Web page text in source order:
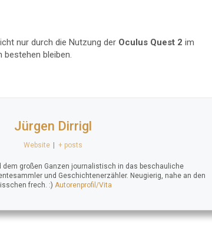
nur durch die Nutzung der Oculus Quest 2 im
bleiben.
Jürgen Dirrigl
Website + posts
dem großen Ganzen journalistisch in das beschauliche
und Geschichtenerzähler. Neugierig, nahe an den
frech. :) Autorenprofil/Vita